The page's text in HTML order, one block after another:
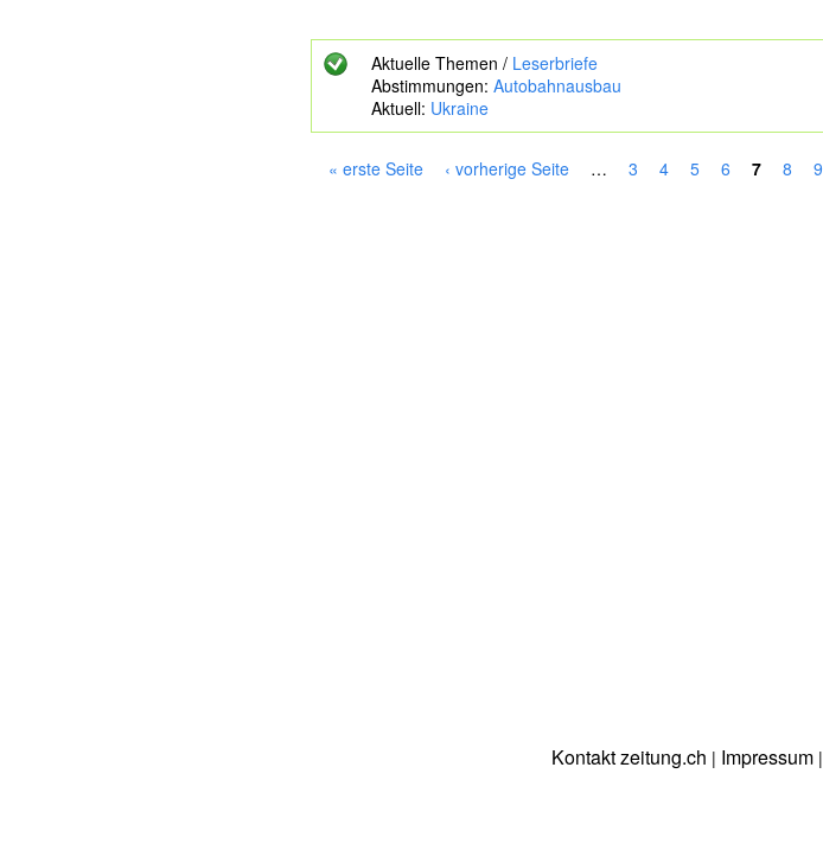
e
S
Aktuelle Themen / Leserbriefe
Abstimmungen: Autobahnausbau
Aktuell: Ukraine
« erste Seite ‹ vorherige Seite … 3 4 5 6 7 8 9
Kontakt zeitung.ch | Impressum|